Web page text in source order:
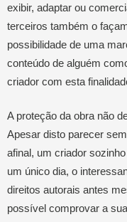
exibir, adaptar ou
terceiros também o
possibilidade de uma
conteúdo de alguém
criador com esta
A proteção da obra não
Apesar disto parecer
afinal, um criador
um único dia, o
direitos autorais antes
possível comprovar a